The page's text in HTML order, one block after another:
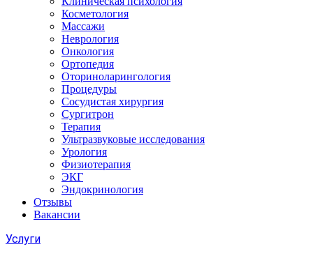
Косметология
Массажи
Неврология
Онкология
Ортопедия
Оториноларингология
Процедуры
Сосудистая хирургия
Сургитрон
Терапия
Ультразвуковые исследования
Урология
Физиотерапия
ЭКГ
Эндокринология
Отзывы
Вакансии
Услуги